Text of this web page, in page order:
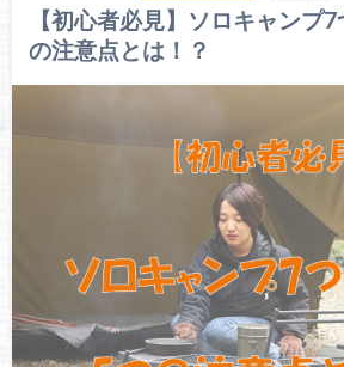
【初心者必見】ソロキャンプ
の注意点とは！？